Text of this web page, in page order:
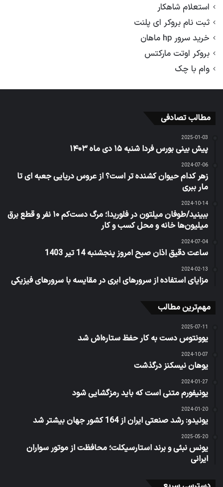
استعلام شاهکار
ثبت نام بروکر ای پلنت
خرید سرور hp ماهان
بروکر اوتت مارکتس
وام با چک
مطالب تصادفی
2025-01-03
پیش بینی بورس فردا شنبه ۱۵ دی ماه ۱۴۰۳
2024-07-06
زهر کدام حیوان کشنده تر است؟ از عروس دریایی جعبه‌ ای تا
مار ببری
2024-10-14
ببینید/طوفان میلتون در فلوریدا؛ مرگ دست‌کم ۱۰ نفر و قطع برق
میلیون‌ها خانه و محل کسب و کار
2024-07-04
ساعت دقیق اذان صبح امروز پنجشنبه 14 تیر 1403
2024-02-13
مزایای استفاده از سرورهای ابری در مقایسه با سرورهای فیزیکی
مهم‌ترین مطالب
2025-07-11
یوونتوس دست به کار حفظ ستاره‌اش شد
2024-10-07
یوهان نیسکنز درگذشت
2024-01-27
یونیفورم متنی است که باید رمزگشایی شود
2024-01-20
یونیدو: رشد صنعتی ایران از 164 کشور جهان بیشتر شد
2025-05-20
یونس نبئی و برند استارسیکلت؛ محافظت از موتور سواران
ایرانی